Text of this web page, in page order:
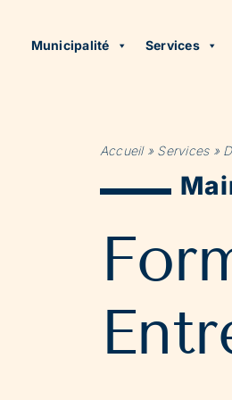
Municipalité Services
Accueil» Services»